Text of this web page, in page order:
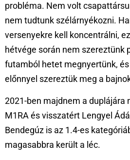
probléma. Nem volt
nem tudtunk szélárnyékozni.
versenyekre kell koncentrálni,
hétvége során nem szereztünk
futamból hetet megnyertünk,
előnnyel szereztük meg a
2021-ben majdnem a duplájára
M1RA és visszatért Lengyel
Bendegúz is az 1.4-es
magasabbra került a léc.